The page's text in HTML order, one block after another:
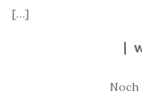
[…]
Noch